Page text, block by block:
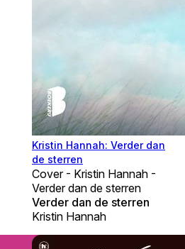
Kristin Hannah: Verder dan
de sterren
Cover - Kristin Hannah -
Verder dan de sterren
Verder dan de sterren
Kristin Hannah